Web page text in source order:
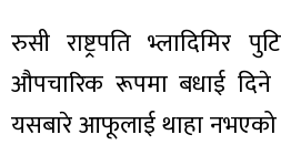
रुसी राष्ट्रपति भ्लादिमिर
औपचारिक रूपमा बधाई
यसबारे आफूलाई थाहा नभएको